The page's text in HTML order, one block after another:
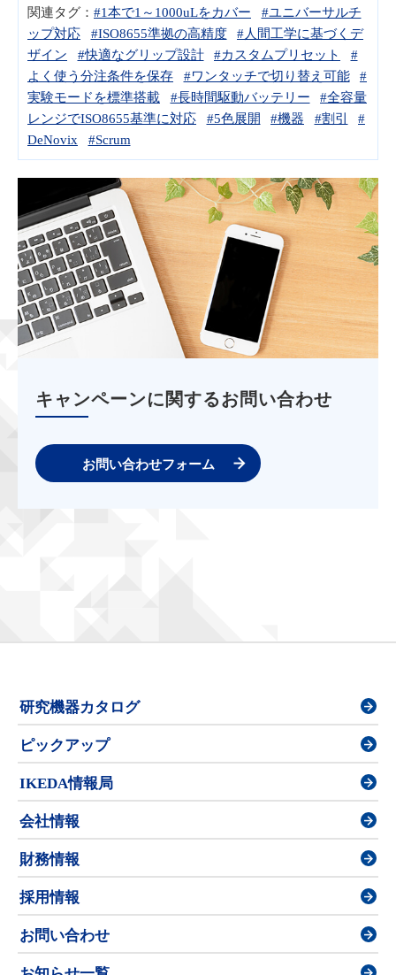
関連タグ： #1本で1～1000uLをカバー
#ユニバーサルチ
ップ対応
#ISO8655準拠の高精度
#人間工学に基づくデ
ザイン
#快適なグリップ設計 #カスタムプリセット
#
よく使う分注条件を保存
#ワンタッチで切り替え可能
#
実験モードを標準搭載
#長時間駆動バッテリー
#全容量
レンジでISO8655基準に対応
#5色展開 #機器 #割引
#
DeNovix
#Scrum
キャンペーンに関するお問い合わせ
お問い合わせフォーム
研究機器カタログ
ピックアップ
IKEDA情報局
会社情報
財務情報
採用情報
お問い合わせ